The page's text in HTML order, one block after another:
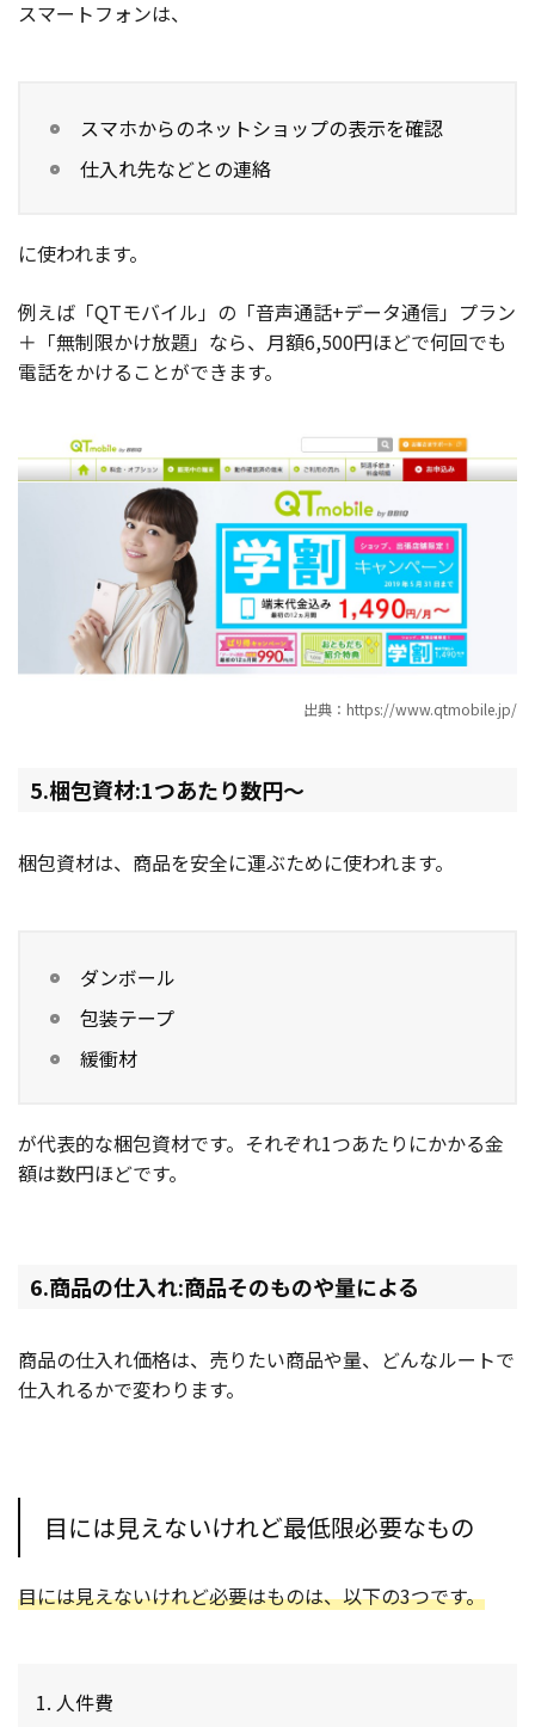
スマートフォンは、
スマホからのネットショップの表示を確認
仕入れ先などとの連絡
に使われます。
例えば「QTモバイル」の「音声通話+データ通信」プラン
＋「無制限かけ放題」なら、月額6,500円ほどで何回でも
電話をかけることができます。
出典：https://www.qtmobile.jp/
5.梱包資材:1つあたり数円〜
梱包資材は、商品を安全に運ぶために使われます。
ダンボール
包装テープ
緩衝材
が代表的な梱包資材です。それぞれ1つあたりにかかる金
額は数円ほどです。
6.商品の仕入れ:商品そのものや量による
商品の仕入れ価格は、売りたい商品や量、どんなルートで
仕入れるかで変わります。
目には見えないけれど最低限必要なもの
目には見えないけれど必要はものは、以下の3つです。
人件費